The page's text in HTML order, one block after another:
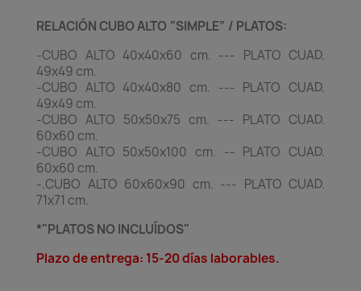
RELACIÓN CUBO ALTO “SIMPLE” / PLATOS:
-CUBO ALTO 40x40x60 cm. --- PLATO CUAD.
49x49 cm.
-CUBO ALTO 40x40x80 cm. --- PLATO CUAD.
49x49 cm.
-CUBO ALTO 50x50x75 cm. --- PLATO CUAD.
60x60 cm.
-CUBO ALTO 50x50x100 cm. -- PLATO CUAD.
60x60 cm.
-.CUBO ALTO 60x60x90 cm. --- PLATO CUAD.
71x71 cm.
*"PLATOS NO INCLUÍDOS"
Plazo de entrega: 15-20 días laborables.